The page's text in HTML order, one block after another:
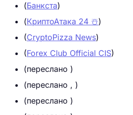
(Банкста)
(КриптоАтака 24 ☃️)
(CryptoPizza News)
(Forex Club Official CIS)
(переслано )
(переслано , )
(переслано )